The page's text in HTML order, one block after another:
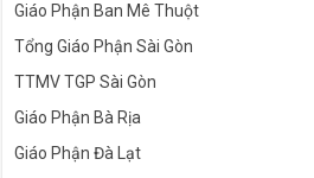
Giáo Phận Ban Mê Thuột
Tổng Giáo Phận Sài Gòn
TTMV TGP Sài Gòn
Giáo Phận Bà Rịa
Giáo Phận Đà Lạt